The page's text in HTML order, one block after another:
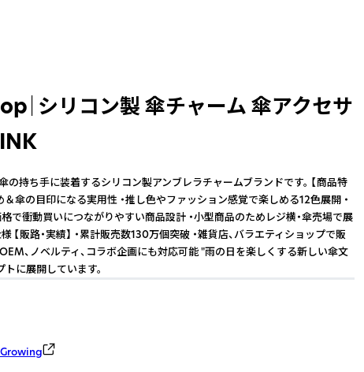
｜シリコン製 傘チャーム 傘アクセサ
の持ち手に装着するシリコン製アンブレラチャームブランドです。 【商品特
＆傘の目印になる実用性 ・推し色やファッション感覚で楽しめる12色展開 ・
で衝動買いにつながりやすい商品設計 ・小型商品のためレジ横・傘売場で展
【販路・実績】 ・累計販売数130万個突破 ・雑貨店、バラエティショップで販
、ノベルティ、コラボ企画にも対応可能 "雨の日を楽しくする新しい傘文
に展開しています。